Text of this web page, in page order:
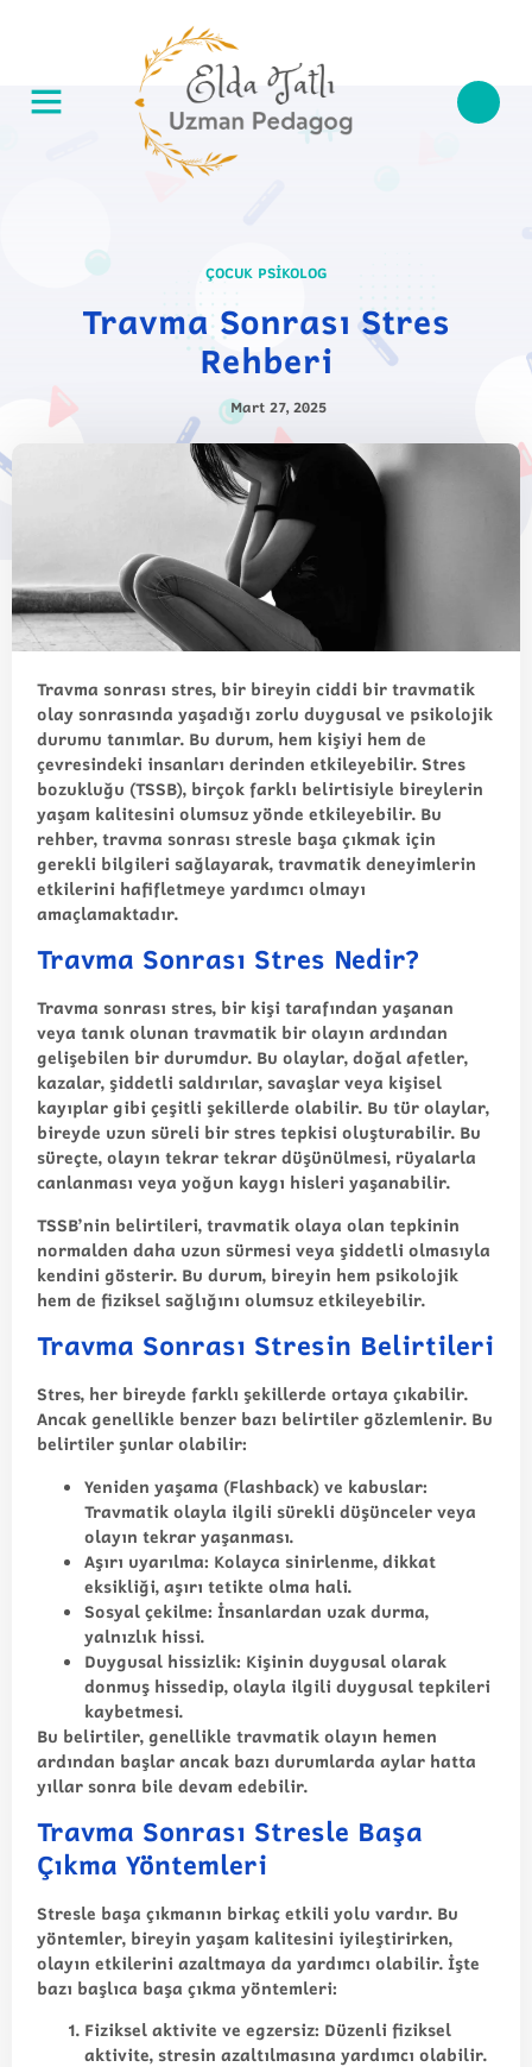
ÇOCUK PSIKOLOG
Travma Sonrası Stres
Rehberi
Mart 27, 2025
Travma sonrası stres, bir bireyin ciddi bir travmatik
olay sonrasında yaşadığı zorlu duygusal ve psikolojik
durumu tanımlar. Bu durum, hem kişiyi hem de
çevresindeki insanları derinden etkileyebilir. Stres
bozukluğu (TSSB), birçok farklı belirtisiyle bireylerin
yaşam kalitesini olumsuz yönde etkileyebilir. Bu
rehber, travma sonrası stresle başa çıkmak için
gerekli bilgileri sağlayarak, travmatik deneyimlerin
etkilerini hafifletmeye yardımcı olmayı
amaçlamaktadır.
Travma Sonrası Stres Nedir?
Travma sonrası stres, bir kişi tarafından yaşanan
veya tanık olunan travmatik bir olayın ardından
gelişebilen bir durumdur. Bu olaylar, doğal afetler,
kazalar, şiddetli saldırılar, savaşlar veya kişisel
kayıplar gibi çeşitli şekillerde olabilir. Bu tür olaylar,
bireyde uzun süreli bir stres tepkisi oluşturabilir. Bu
süreçte, olayın tekrar tekrar düşünülmesi, rüyalarla
canlanması veya yoğun kaygı hisleri yaşanabilir.
TSSB’nin belirtileri, travmatik olaya olan tepkinin
normalden daha uzun sürmesi veya şiddetli olmasıyla
kendini gösterir. Bu durum, bireyin hem psikolojik
hem de fiziksel sağlığını olumsuz etkileyebilir.
Travma Sonrası Stresin Belirtileri
Stres, her bireyde farklı şekillerde ortaya çıkabilir.
Ancak genellikle benzer bazı belirtiler gözlemlenir. Bu
belirtiler şunlar olabilir:
Yeniden yaşama (Flashback) ve kabuslar:
Travmatik olayla ilgili sürekli düşünceler veya
olayın tekrar yaşanması.
Aşırı uyarılma: Kolayca sinirlenme, dikkat
eksikliği, aşırı tetikte olma hali.
Sosyal çekilme: İnsanlardan uzak durma,
yalnızlık hissi.
Duygusal hissizlik: Kişinin duygusal olarak
donmuş hissedip, olayla ilgili duygusal tepkileri
kaybetmesi.
Bu belirtiler, genellikle travmatik olayın hemen
ardından başlar ancak bazı durumlarda aylar hatta
yıllar sonra bile devam edebilir.
Travma Sonrası Stresle Başa
Çıkma Yöntemleri
Stresle başa çıkmanın birkaç etkili yolu vardır. Bu
yöntemler, bireyin yaşam kalitesini iyileştirirken,
olayın etkilerini azaltmaya da yardımcı olabilir. İşte
bazı başlıca başa çıkma yöntemleri:
Fiziksel aktivite ve egzersiz: Düzenli fiziksel
aktivite, stresin azaltılmasına yardımcı olabilir.